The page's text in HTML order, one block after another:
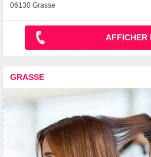
06130 Grasse
AFFICHER
GRASSE